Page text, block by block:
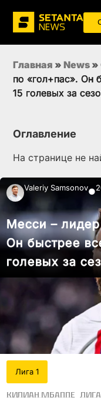
Главная » News »
по «гол+пас». Он
15 голевых за
Оглавление
На странице не
Valeriy Samsonov●
Месси –
Он быстрее
голевых за
Лига 1
Килиан Мбаппе Лига